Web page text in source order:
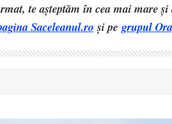
te așteptăm în cea mai mare și
Saceleanul.roși pe grupul